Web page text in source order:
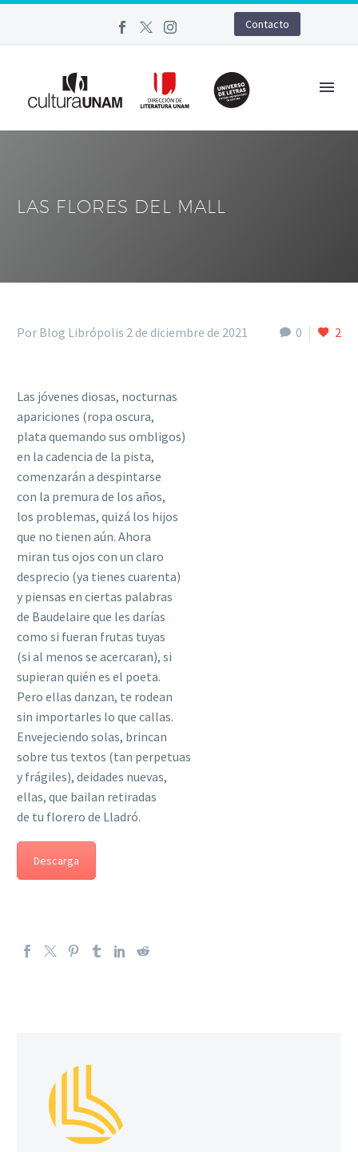
Contacto
LAS FLORES DEL MALL
0 2
Por Blog Librópolis 2 de diciembre de 2021
Las jóvenes diosas, nocturnas
apariciones (ropa oscura,
plata quemando sus ombligos)
en la cadencia de la pista,
comenzarán a despintarse
con la premura de los años,
los problemas, quizá los hijos
que no tienen aún. Ahora
miran tus ojos con un claro
desprecio (ya tienes cuarenta)
y piensas en ciertas palabras
de Baudelaire que les darías
como si fueran frutas tuyas
(si al menos se acercaran), si
supieran quién es el poeta.
Pero ellas danzan, te rodean
sin importarles lo que callas.
Envejeciendo solas, brincan
sobre tus textos (tan perpetuas
y frágiles), deidades nuevas,
ellas, que bailan retiradas
de tu florero de Lladró.
Descarga